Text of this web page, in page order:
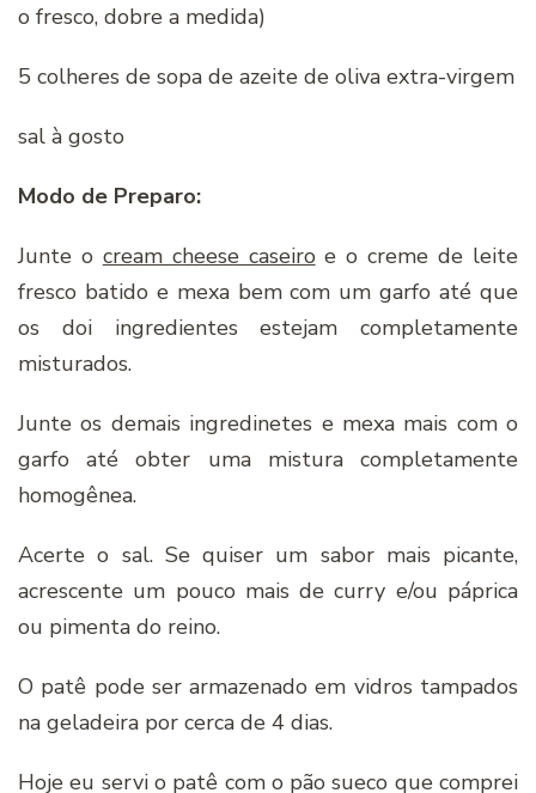
o fresco, dobre a medida)
5 colheres de sopa de azeite de oliva extra-virgem
sal à gosto
Modo de Preparo:
Junte o cream cheese caseiro e o creme de leite
fresco batido e mexa bem com um garfo até que
os doi ingredientes estejam completamente
misturados.
Junte os demais ingredinetes e mexa mais com o
garfo até obter uma mistura completamente
homogênea.
Acerte o sal. Se quiser um sabor mais picante,
acrescente um pouco mais de curry e/ou páprica
ou pimenta do reino.
O patê pode ser armazenado em vidros tampados
na geladeira por cerca de 4 dias.
Hoje eu servi o patê com o pão sueco que comprei